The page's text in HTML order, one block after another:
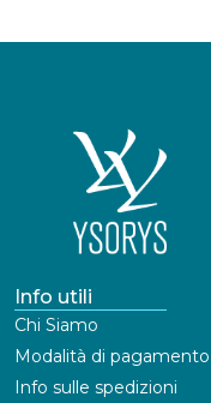
Info utili
Chi Siamo
Modalità di pagamento
Info sulle spedizioni